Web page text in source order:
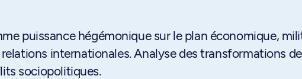
puissance hégémonique sur le plan économique,
internationales. Analyse des transformations
sociopolitiques.